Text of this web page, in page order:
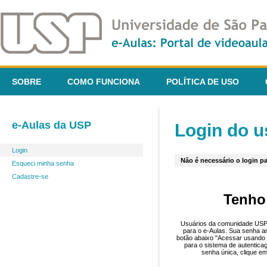
SOBRE COMO FUNCIONA POLÍTICA DE USO
e-Aulas da USP
Login
Esqueci minha senha
Cadastre-se
Login do
Não é necessário o login
Usuários da comunidade
para o e-Aulas. Sua senha
botão abaixo "Acessar
para o sistema de
senha única, clique